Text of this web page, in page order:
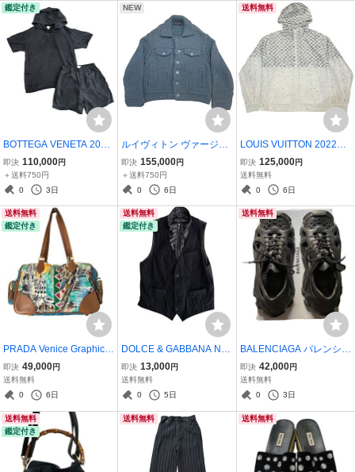
ー
鑑定付き
BOTTEGA VENETA 2020
AW DANIEL LEE SILK SH
ORT SLEEVE HOODIE &
SHORTS SET-UP セット
ーカー ショートパンツ
即決 110,000円
＋送料750円
0
3日
NEW
ルイヴィトン ヴァージル
チャンキー ニット ジャケ
ットLouis Vuitton 20SS ×
Virgil abloh Chunky Butto
ィガン
即決 155,000円
＋送料750円
0
6日
送料無料
LOUIS VUITTON 2022AW
Virgil Abloh Damier Spre
ad Windbreaker ルイヴィ
トン 22年秋冬 ヴァージル
ドブレーカー
即決 125,000円
送料無料
0
6日
送料無料
鑑定付き
PRADA Venice Graphic N
ylon Leather Mini Boston
Bag プラダ マルチカラ
ー ハンドバッグ ナイロン
即決 49,000円
送料無料
0
6日
送料無料
鑑定付き
DOLCE & GABBANA Nyl
on Wool Gilet Vest ドルチ
ェアンドガッバーナ ベス
ト フォーマル ジレ 黒 ウ
即決 13,000円
送料無料
0
5日
送料無料
BALENCIAGA バレンシア
ガ 23AW 3XL HD LACE-
UP TRAINERS SNEAKE
R SLIDE 3XL レースアッ
2421 ブラック 黒
即決 42,000円
送料無料
0
3日
送料無料
鑑定付き
送料無料 送料無料